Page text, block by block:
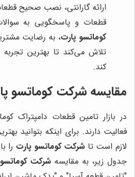
ارائه گارانتی، نصب صحیح
قطعات و پاسخگویی به
کوماتسو پارت، به رضایت
تلاش می‌کند تا بهترین تجربه
کند.
مقایسه شرکت کوماتسو
در بازار تامین قطعات دامپتراک
فعالیت دارند. برای اینکه بتوانید
لازم است تا شرکت کوماتسو پارت را
جدول زیر، به مقایسه شرکت